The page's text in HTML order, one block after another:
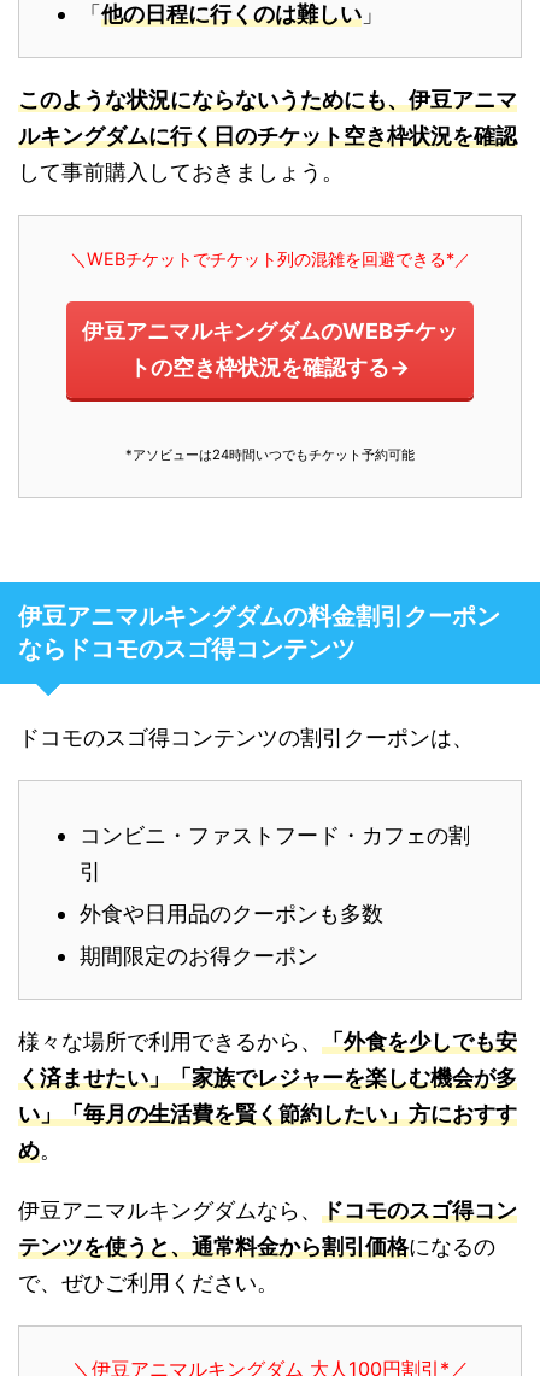
「 他の日程に行くのは難しい 」
このような状況にならないうためにも、伊豆アニマ
ルキングダムに行く日のチケット空き枠状況を確認
して事前購入しておきましょう。
＼WEBチケットでチケット列の混雑を回避できる*／
伊豆アニマルキングダムのWEBチケッ
トの空き枠状況を確認する→
*アソビューは24時間いつでもチケット予約可能
伊豆アニマルキングダムの料金割引クーポン
ならドコモのスゴ得コンテンツ
ドコモのスゴ得コンテンツの割引クーポンは、
コンビニ・ファストフード・カフェの割
引
外食や日用品のクーポンも多数
期間限定のお得クーポン
様々な場所で利用できるから、 「外食を少しでも安
く済ませたい」「家族でレジャーを楽しむ機会が多
い」「毎月の生活費を賢く節約したい」方におすす
め。
伊豆アニマルキングダムなら、 ドコモのスゴ得コン
テンツを使うと、通常料金から割引価格になるの
で、ぜひご利用ください。
＼伊豆アニマルキングダム 大人100円割引*／